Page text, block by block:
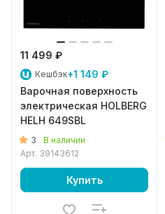
11 499 ₽
Кешбэк+1 149 ₽
Варочная поверхность
электрическая HOLBERG
HELH 649SBL
3
В наличии
Арт. 39143612
Купить